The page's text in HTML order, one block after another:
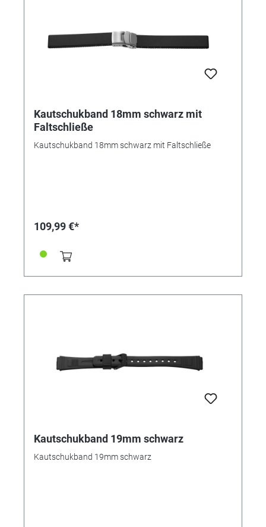
Kautschukband 18mm schwarz mit
Faltschließe
Kautschukband 18mm schwarz mit Faltschließe
109,99 €*
Kautschukband 19mm schwarz
Kautschukband 19mm schwarz